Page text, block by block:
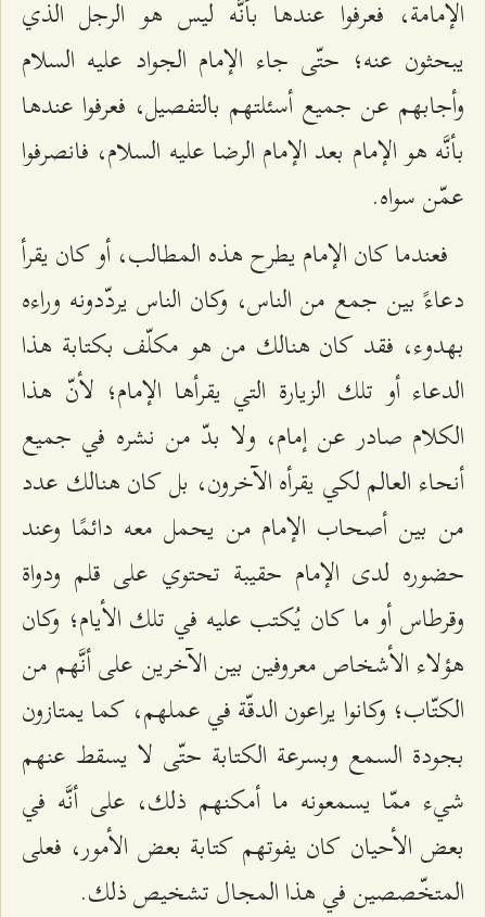
الإمامة، فعرفوا عندها بأنَّه ليس هو الرجل الذي
يبحثون عنه؛ حتّى جاء الإمام الجواد عليه السلام
وأجابهم عن جميع أسئلتهم بالتفصيل، فعرفوا عندها
بأنَّه هو الإمام بعد الإمام الرضا عليه السلام، فانصرفوا
عمّن سواه.
فعندما كان الإمام يطرح هذه المطالب، أو كان يقرأ
دعاءً بين جمع من الناس، وكان الناس يردّدونه وراءه
بهدوء، فقد كان هنالك من هو مكلّف بكتابة هذا
الدعاء أو تلك الزيارة التي يقرأها الإمام؛ لأنّ هذا
الكلام صادر عن إمام، ولا بدّ من نشره في جميع
أنحاء العالم لكي يقرأه الآخرون، بل كان هنالك عدد
من بين أصحاب الإمام من يحمل معه دائمًا وعند
حضوره لدى الإمام حقيبة تحتوي على قلم ودواة
وقرطاس أو ما كان يُكتب عليه في تلك الأيام؛ وكان
هؤلاء الأشخاص معروفين بين الآخرين على أنَّهم من
الكتّاب؛ وكانوا يراعون الدقّة في عملهم، كما يمتازون
بجودة السمع وبسرعة الكتابة حتّى لا يسقط عنهم
شيء ممّا يسمعونه ما أمكنهم ذلك، على أنَّه في
بعض الأحيان كان يفوتهم كتابة بعض الأمور، فعلى
المتخّصصين في هذا المجال تشخيص ذلك.